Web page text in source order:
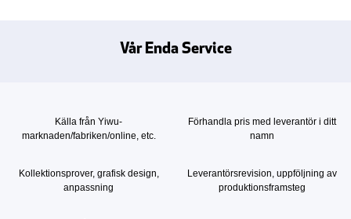
Vår Enda Service
Källa från Yiwu-
marknaden/fabriken/online, etc.
Förhandla pris med leverantör i ditt
namn
Kollektionsprover, grafisk design,
anpassning
Leverantörsrevision, uppföljning av
produktionsframsteg